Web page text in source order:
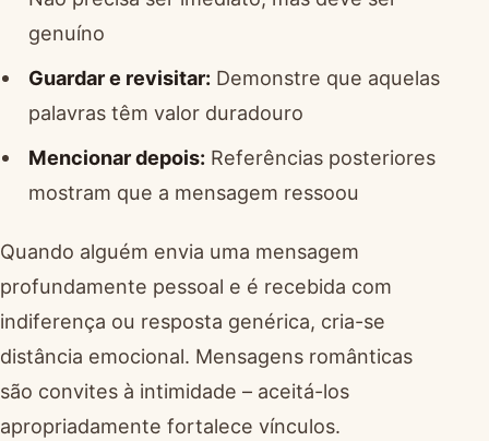
genuíno
Guardar e revisitar:Demonstre que aquelas
palavras têm valor duradouro
Mencionar depois:Referências posteriores
mostram que a mensagem ressoou
Quando alguém envia uma mensagem
profundamente pessoal e é recebida com
indiferença ou resposta genérica, cria-se
distância emocional. Mensagens românticas
são convites à intimidade – aceitá-los
apropriadamente fortalece vínculos.